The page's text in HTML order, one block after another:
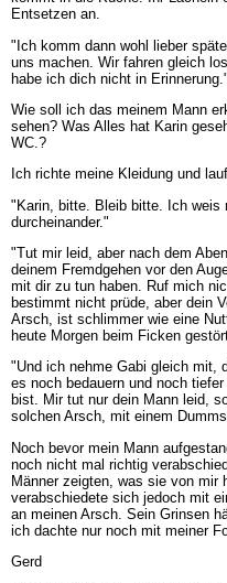
Entsetzen an.
"Ich komm dann wohl lieber
uns machen. Wir fahren gleich
habe ich dich nicht in Erinnerung."
Wie soll ich das meinem Mann
sehen? Was Alles hat Karin
WC.?
Ich richte meine Kleidung und
"Karin, bitte. Bleib bitte. Ich
durcheinander."
"Tut mir leid, aber nach dem
deinem Fremdgehen vor den
mit dir zu tun haben. Ruf mich
bestimmt nicht prüde, aber dein
Arsch, ist schlimmer wie eine
heute Morgen beim Ficken
"Und ich nehme Gabi gleich mit,
es noch bedauern und noch
bist. Mir tut nur dein Mann leid,
solchen Arsch, mit einem
Noch bevor mein Mann
noch nicht mal richtig
Männer zeigten, was sie von mir
verabschiedete sich jedoch mit
an meinen Arsch. Sein Grinsen
ich dachte nur noch mit meiner
Gerd